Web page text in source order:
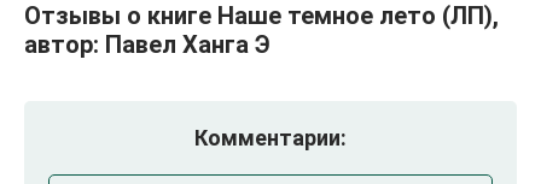
Отзывы о книге Наше темное лето (ЛП),
автор: Павел Ханга Э
Комментарии: